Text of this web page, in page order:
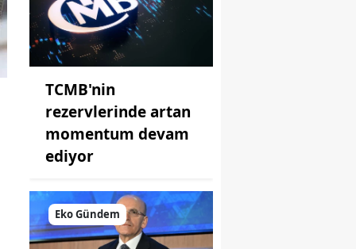
TCMB'nin
rezervlerinde artan
momentum devam
ediyor
Eko Gündem